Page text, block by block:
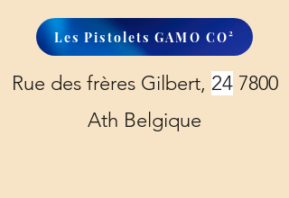
Les Pistolets GAMO CO²
Rue des frères Gilbert, 247800
Ath Belgique